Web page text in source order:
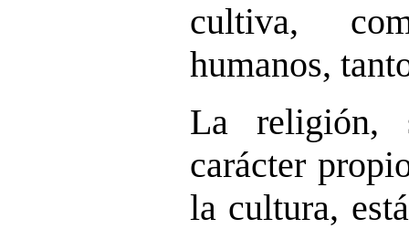
cultiva,
humanos,
La religión,
carácter
la cultura,